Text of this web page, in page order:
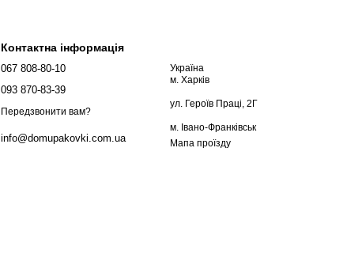
Контактна інформація
067 808-80-10
093 870-83-39
Передзвонити вам?
info@domupakovki.com.ua
Україна
м. Харків
ул. Героїв Праці, 2Г
м. Івано-Франківськ
Мапа проїзду